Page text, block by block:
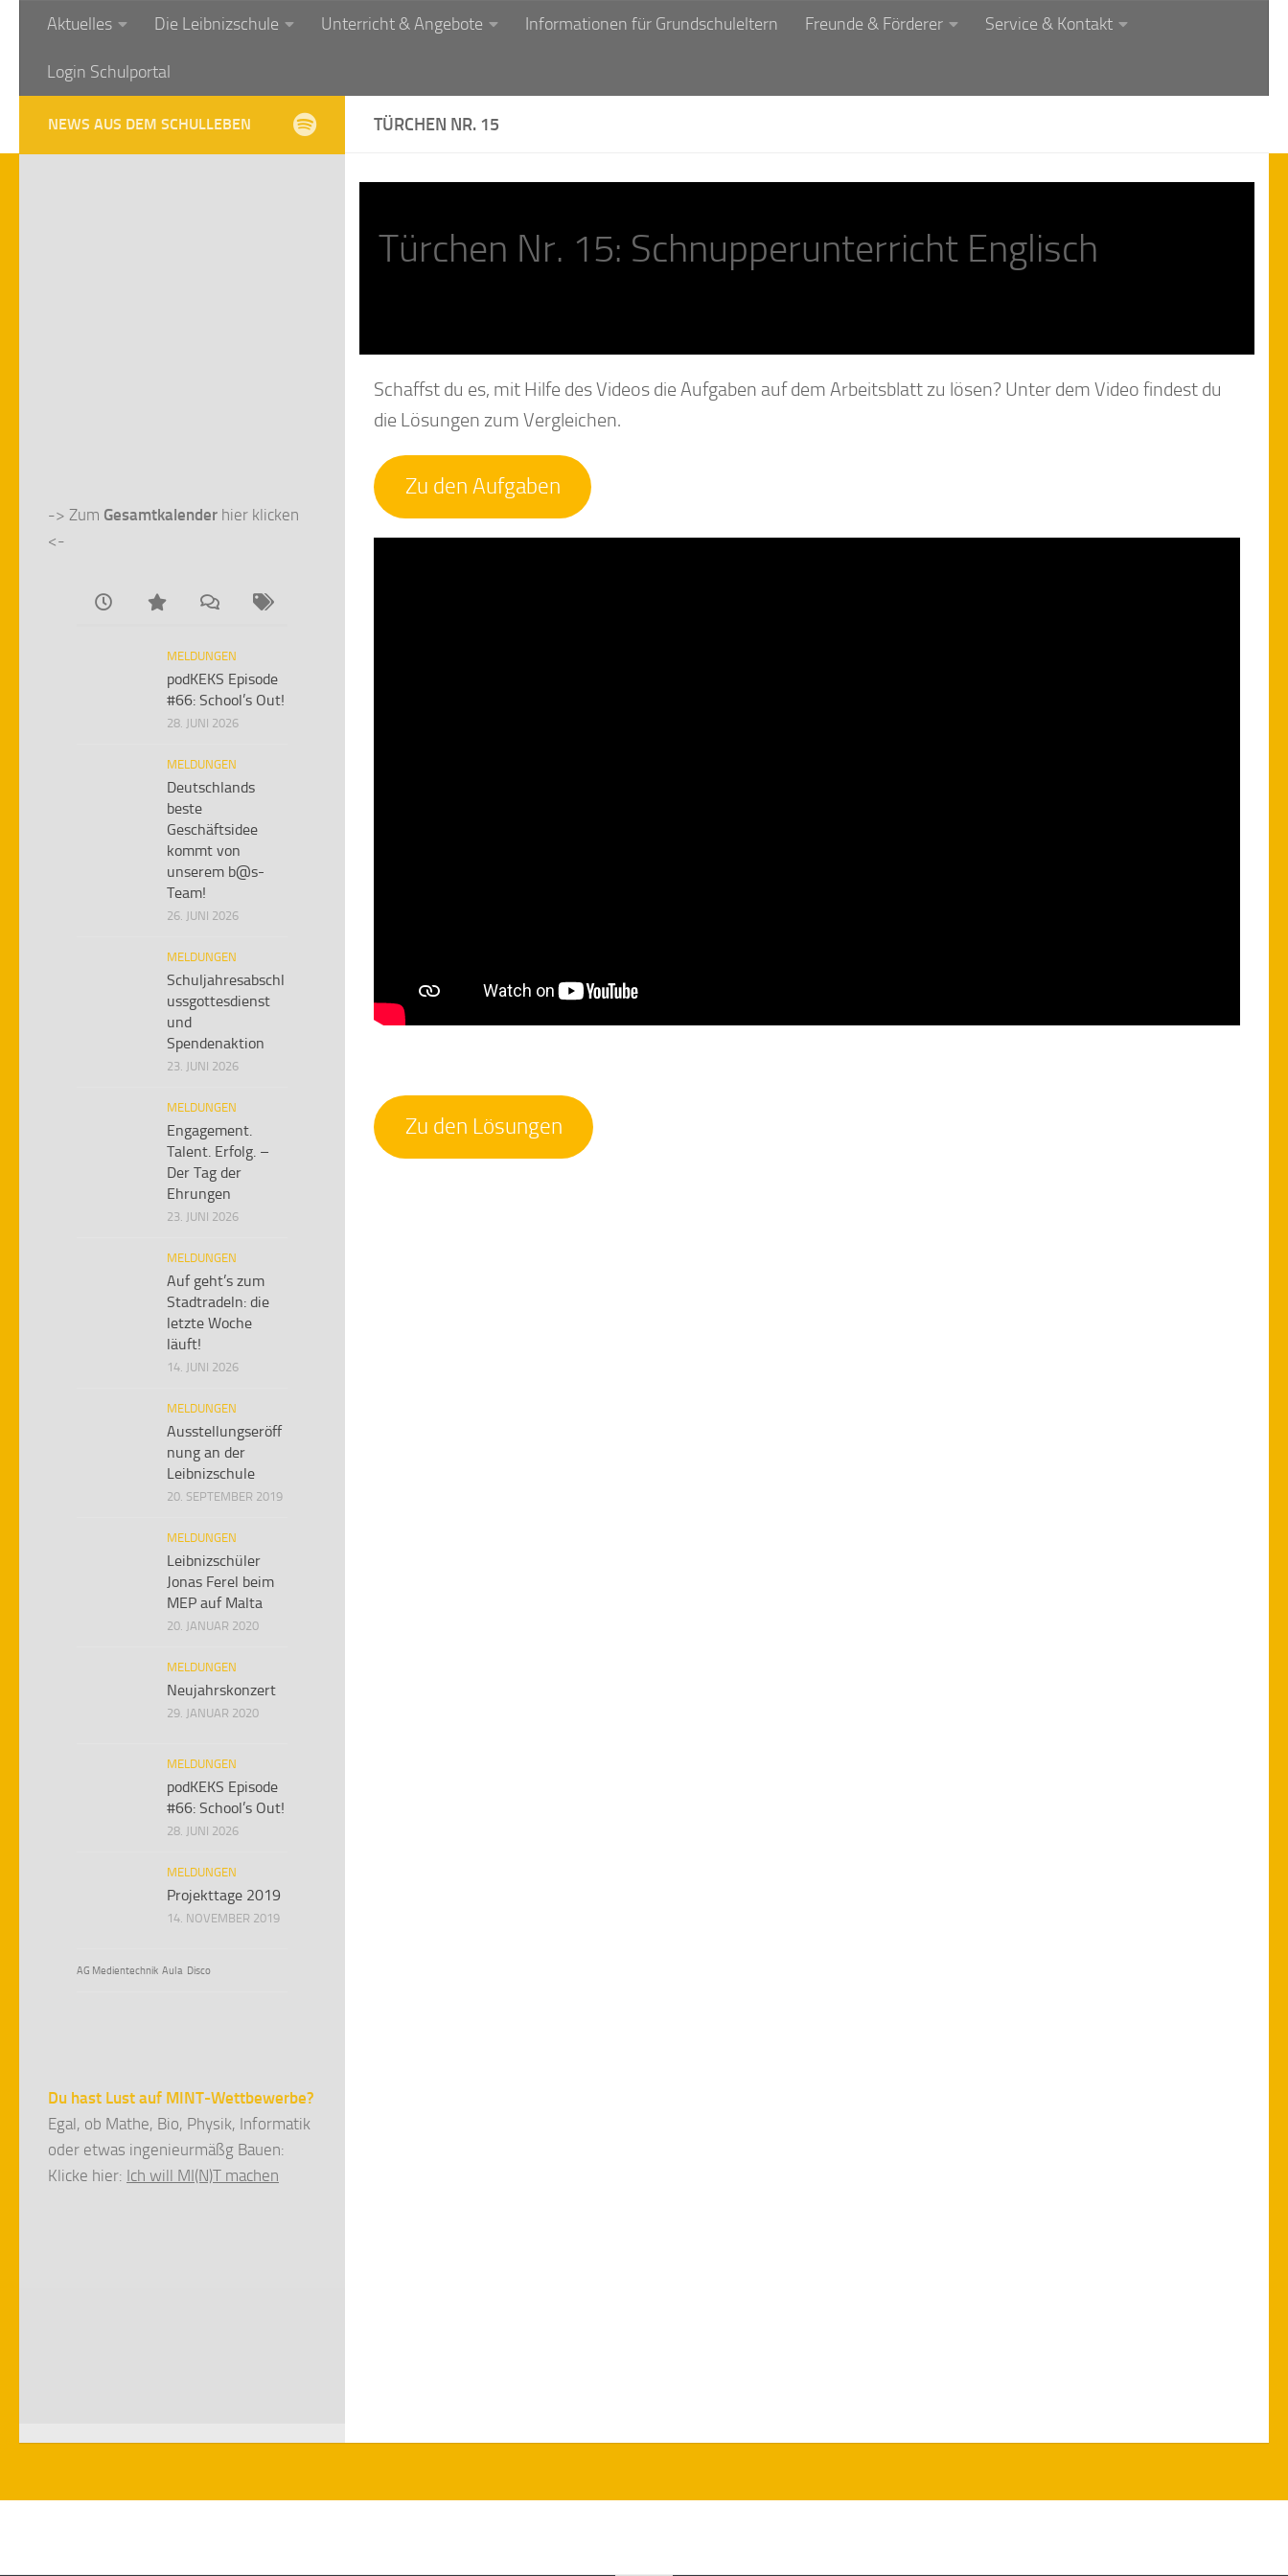
Zum Inhalt springen
Aktuelles Die Leibnizschule Unterricht & Angebote Informationen für Grundschuleltern Freunde & Förderer Service & Kontakt
Login Schulportal
TÜRCHEN NR. 15
Türchen Nr. 15: Schnupperunterricht Englisch
Schaffst du es, mit Hilfe des Videos die Aufgaben auf dem Arbeitsblatt zu lösen? Unter dem Video findest du
die Lösungen zum Vergleichen.
Zu den Aufgaben
Zu den Lösungen
NEWS AUS DEM SCHULLEBEN
-> Zum Gesamtkalender hier klicken
<-
MELDUNGEN
podKEKS Episode
#66: School’s Out!
28. JUNI 2026
MELDUNGEN
Deutschlands
beste
Geschäftsidee
kommt von
unserem b@s-
Team!
26. JUNI 2026
MELDUNGEN
Schuljahresabschl
ussgottesdienst
und
Spendenaktion
23. JUNI 2026
MELDUNGEN
Engagement.
Talent. Erfolg. –
Der Tag der
Ehrungen
23. JUNI 2026
MELDUNGEN
Auf geht’s zum
Stadtradeln: die
letzte Woche
läuft!
14. JUNI 2026
MELDUNGEN
Ausstellungseröff
nung an der
Leibnizschule
20. SEPTEMBER 2019
MELDUNGEN
Leibnizschüler
Jonas Ferel beim
MEP auf Malta
20. JANUAR 2020
MELDUNGEN
Neujahrskonzert
29. JANUAR 2020
MELDUNGEN
podKEKS Episode
#66: School’s Out!
28. JUNI 2026
MELDUNGEN
Projekttage 2019
14. NOVEMBER 2019
AG Medientechnik Aula Disco
Du hast Lust auf MINT-Wettbewerbe?
Egal, ob Mathe, Bio, Physik, Informatik
oder etwas ingenieurmäßg Bauen:
Klicke hier: Ich will MI(N)T machen